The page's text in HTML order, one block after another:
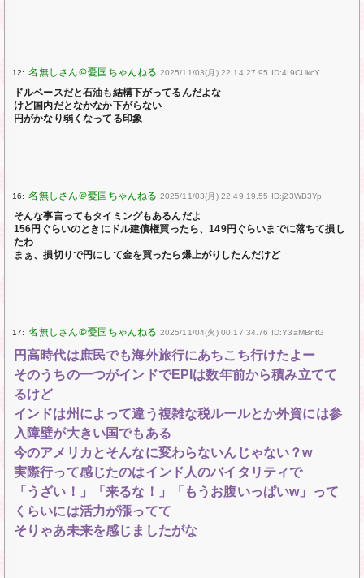
12: 2025/11/03(月) 22:14:27.95 ID:4I9CUkcY
ドルベースだと石油も結構下がってるんだよな
けど国内だとなかなか下がらない
円がかなり弱くなってる印象
16: 2025/11/03(月) 22:49:19.55 ID:j23WB3Yp
そんな事言ってもタイミングもあるんだよ
156円ぐらいのときにドル建債権買ったら、149円ぐらいまでに落ちて損し
たわ
まぁ、損切りで円にして金を買ったら爆上がりしたんだけど
17: 2025/11/04(火) 00:17:34.76 ID:Y3aMBntG
円高時代は庶民でも海外旅行にあちこち行けたよー
そのうちの一つがインドでEPIは数年前から積み立てて
るけど
インドは州によって違う複雑な税ルールとか外資には参
入障壁が大きい国でもある
今のアメリカとそんなに変わらないんじゃない？w
実際行って感じたのはインド人のバイタリティで
「うざい！」「来るな！」「もうお腹いっぱいw」って
くらいには活力が漲ってて
そりゃあ未来を感じましたがな